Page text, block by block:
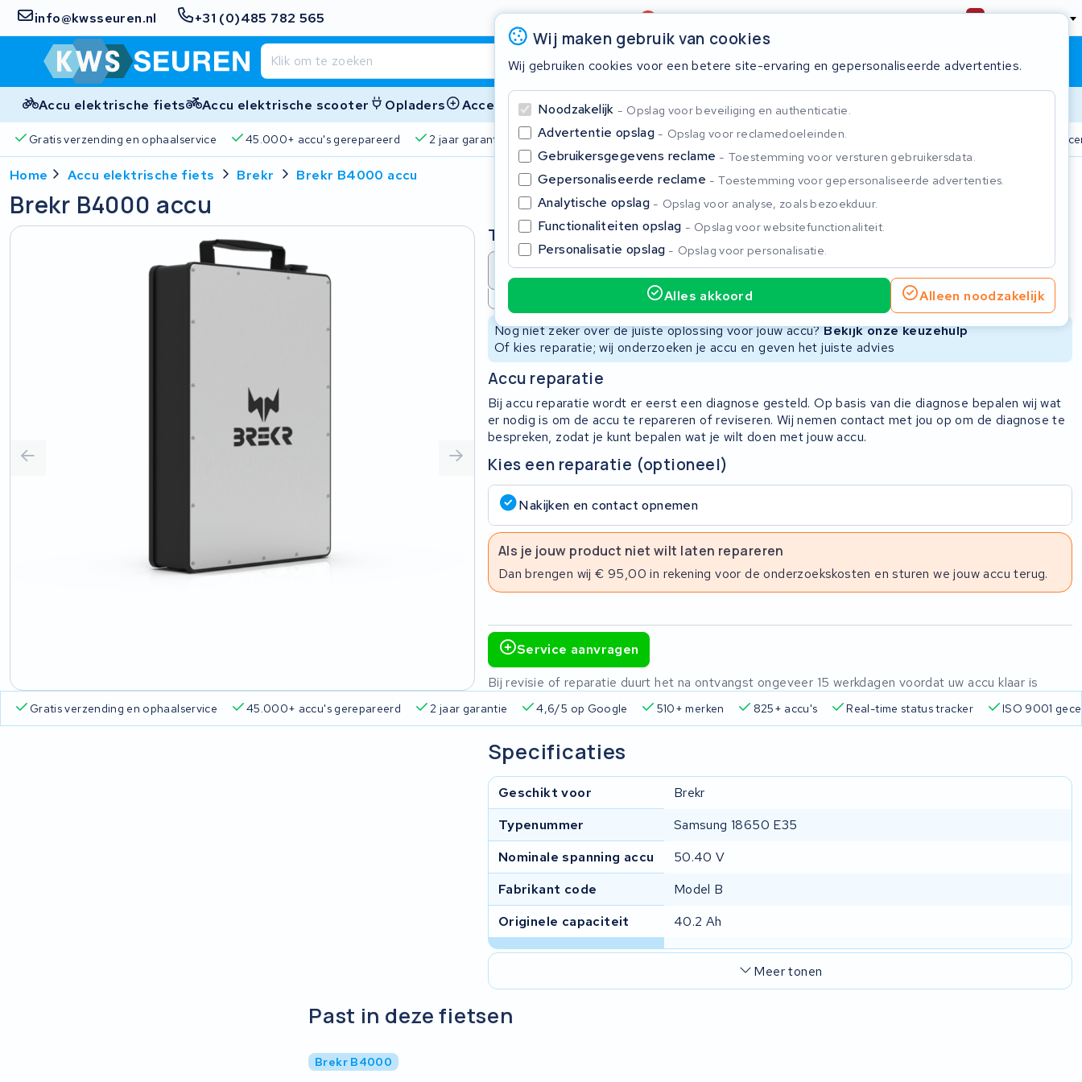
info@kwsseuren.nl +31 (0)485 782 565 Beoordeling4,6/5 Nederland
Winkelwagen Inloggen
Accu elektrische fiets Accu elektrische scooter Opladers Accessoires
Gratis verzending en ophaalservice 45.000+ accu's gerepareerd 2 jaar garantie 4,6/5 op Google 510+ merken 825+ accu's Real-time status tracker ISO 9001
Wij maken gebruik van cookies
Wij gebruiken cookies voor een betere site-ervaring en gepersonaliseerde advertenties.
Noodzakelijk Opslag voor beveiliging en authenticatie.
Advertentie opslag Opslag voor reclamedoeleinden.
Gebruikersgegevens reclame Toestemming voor versturen gebruikersdata.
Gepersonaliseerde reclame Toestemming voor gepersonaliseerde advertenties.
Analytische opslag Opslag voor analyse, zoals bezoekduur.
Functionaliteiten opslag Opslag voor websitefunctionaliteit.
Personalisatie opslag Opslag voor personalisatie.
Alles akkoord Alleen noodzakelijk
Home Accu elektrische fiets Brekr Brekr B4000 accu
Brekr B4000 accu
Type
Accu revisie Accu reparatie Nieuwe Accu Refurbished Accu
Niet beschikbaar
Nog niet zeker over de juiste oplossing voor jouw accu?Bekijk onze keuzehulp
Of kies reparatie; wij onderzoeken je accu en geven het juiste advies
Accu reparatie
Bij accu reparatie wordt er eerst een diagnose gesteld. Op basis van die diagnose bepalen wij wat
er nodig is om de accu te repareren of reviseren. Wij nemen contact met jou op om de diagnose te
bespreken, zodat je kunt bepalen wat je wilt doen met jouw accu.
Kies een reparatie (optioneel)
Nakijken en contact opnemen
Als je jouw product niet wilt laten repareren
Dan brengen wij € 95,00 in rekening voor de onderzoekskosten en sturen we jouw accu terug.
Service aanvragen
Bij revisie of reparatie duurt het na ontvangst ongeveer 15 werkdagen voordat uw accu klaar is
Gratis verzending en ophaalservice 45.000+ accu's gerepareerd 2 jaar garantie 4,6/5 op Google 510+ merken 825+ accu's Real-time status tracker ISO 9001
Specificaties
Geschikt voor
Brekr
Typenummer
Samsung 18650 E35
Nominale spanning accu
50.40 V
Fabrikant code
Model B
Originele capaciteit
40.2 Ah
Meer tonen
Past in deze fietsen
Brekr B4000
Sluiten
Begin te typen in de zoekbalk om te zoeken